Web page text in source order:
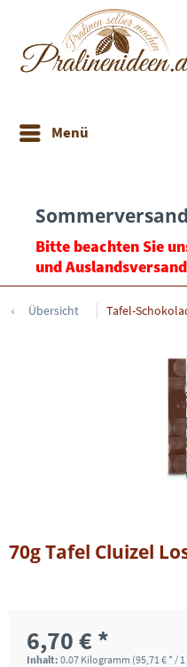
Menü
Bitte beachten Sie
und
Übersicht Tafel-
70g Tafel Cluizel
6,70 € *
Inhalt: 0.07 Kilogramm (95,71 € * /